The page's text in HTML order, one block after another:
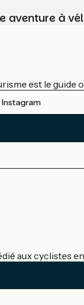
aventure à
est le guide
Instagram
aux cyclistes